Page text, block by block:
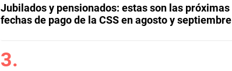
Jubilados y pensionados: estas son las próximas
fechas de pago de la CSS en agosto y septiembre